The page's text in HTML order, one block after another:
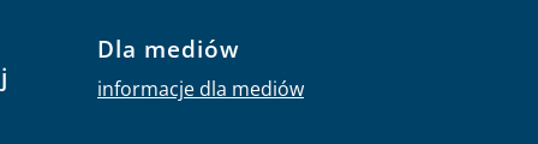
Dla mediów
informacje dla mediów